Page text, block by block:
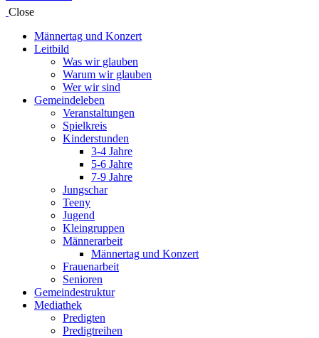
Close
Männertag und Konzert
Leitbild
Was wir glauben
Warum wir glauben
Wer wir sind
Gemeindeleben
Veranstaltungen
Spielkreis
Kinderstunden
3-4 Jahre
5-6 Jahre
7-9 Jahre
Jungschar
Teeny
Jugend
Kleingruppen
Männerarbeit
Männertag und Konzert
Frauenarbeit
Senioren
Gemeindestruktur
Mediathek
Predigten
Predigtreihen